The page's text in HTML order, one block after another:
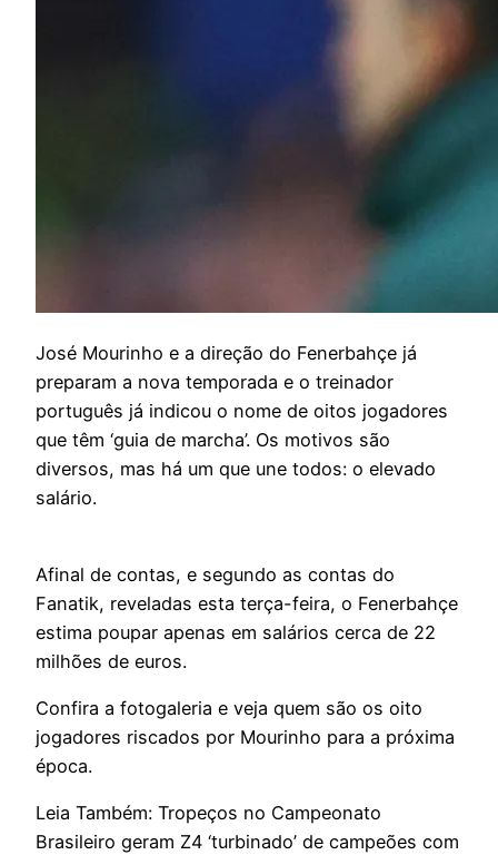
José Mourinho e a direção do Fenerbahçe já
preparam a nova temporada e o treinador
português já indicou o nome de oitos jogadores
que têm ‘guia de marcha’. Os motivos são
diversos, mas há um que une todos: o elevado
salário.
Afinal de contas, e segundo as contas do
Fanatik, reveladas esta terça-feira, o Fenerbahçe
estima poupar apenas em salários cerca de 22
milhões de euros.
Confira a fotogaleria e veja quem são os oito
jogadores riscados por Mourinho para a próxima
época.
Leia Também: Tropeços no Campeonato
Brasileiro geram Z4 ‘turbinado’ de campeões com